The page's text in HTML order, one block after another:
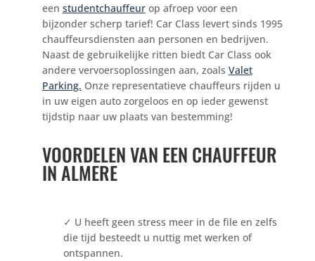
een studentchauffeur op afroep voor een
bijzonder scherp tarief! Car Class levert sinds 1995
chauffeursdiensten aan personen en bedrijven.
Naast de gebruikelijke ritten biedt Car Class ook
andere vervoersoplossingen aan, zoals Valet
Parking. Onze representatieve chauffeurs rijden u
in uw eigen auto zorgeloos en op ieder gewenst
tijdstip naar uw plaats van bestemming!
VOORDELEN VAN EEN CHAUFFEUR
IN ALMERE
✓ U heeft geen stress meer in de file en zelfs
die tijd besteedt u nuttig met werken of
ontspannen.